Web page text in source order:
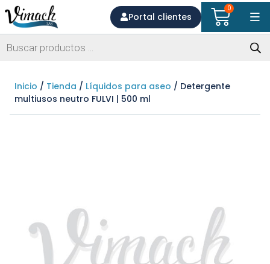
Portal clientes
0
Inicio / Tienda / Líquidos para aseo / Detergente
multiusos neutro FULVI | 500 ml